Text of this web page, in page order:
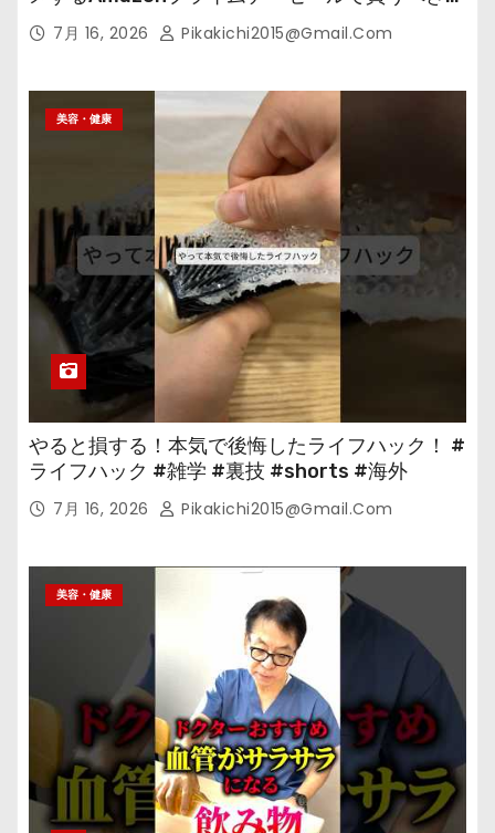
の 7月 16, 2026 Pikakichi2015@gmail.com
美容・健康
やると損する！本気で後悔したライフハック！ #
ライフハック #雑学 #裏技 #shorts #海外
7月 16, 2026 Pikakichi2015@gmail.com
美容・健康